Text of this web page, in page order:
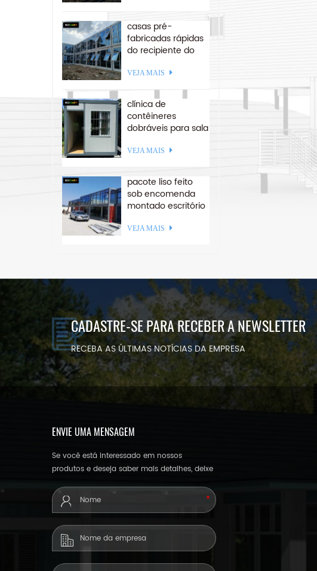
casas pré-
fabricadas rápidas
do recipiente do
estrutura lisa de
aço da estrutura
lisa de aço
VEJA MAIS
clínica de
contêineres
dobráveis ​​para sala
a américa do sul
VEJA MAIS
pacote liso feito
sob encomenda
montado escritório
empilhável
VEJA MAIS
CADASTRE-SE PARA RECEBER A NEWSLETTER
RECEBA AS ÚLTIMAS NOTÍCIAS DA EMPRESA
ENVIE UMA MENSAGEM
Se você está interessado em nossos
produtos e deseja saber mais detalhes, deixe
mais breve possível.